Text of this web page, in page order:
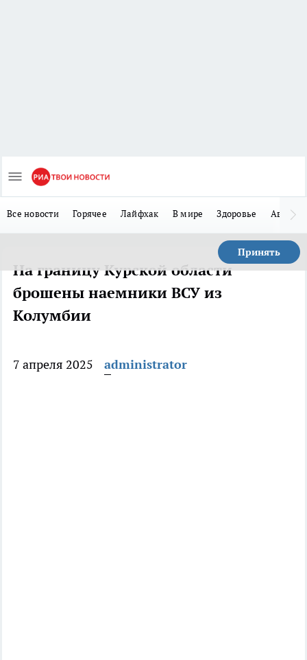
Все новости Горячее Лайфхак В мире Здоровье Авто
Принять
На границу Курской области
брошены наемники ВСУ из
Колумбии
7 апреля 2025 administrator